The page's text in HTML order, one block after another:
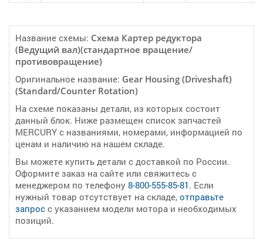
Название схемы: Cхема Картер редуктора
(Ведущий вал)(стандартное вращение/
противовращение)
Оригинальное название: Gear Housing (Driveshaft)
(Standard/Counter Rotation)
На схеме показаны детали, из которых состоит
данный блок. Ниже размещен список запчастей
MERCURY с названиями, номерами, информацией по
ценам и наличию на нашем складе.
Вы можете купить детали с доставкой по России.
Оформите заказ на сайте или свяжитесь с
менеджером по телефону 8-800-555-85-81 . Если
нужный товар отсутствует на складе, отправьте
запрос с указанием модели мотора и необходимых
позиций.